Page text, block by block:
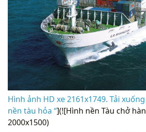
Hình ảnh HD xe 2161x1749. Tải
nền tàu hỏa “](![Hình nền Tàu chở
2000x1500)